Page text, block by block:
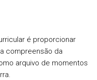
é proporcionar
compreensão da
arquivo de momentos